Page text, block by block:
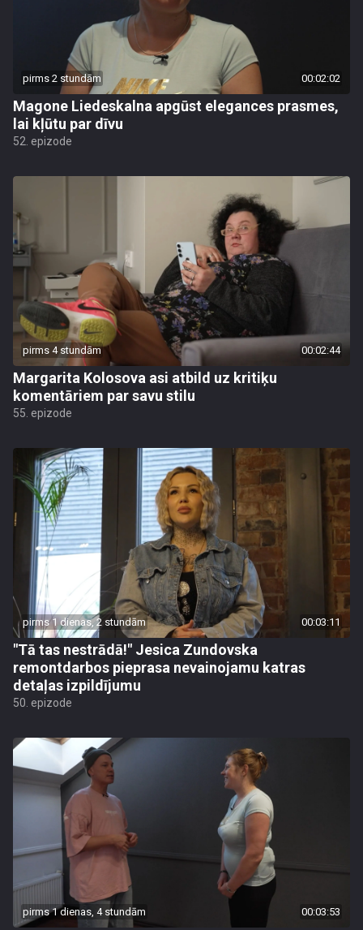
pirms 2 stundām 00:02:02
Magone Liedeskalna apgūst elegances prasmes,
lai kļūtu par dīvu
52. epizode
pirms 4 stundām 00:02:44
Margarita Kolosova asi atbild uz kritiķu
komentāriem par savu stilu
55. epizode
pirms 1 dienas, 2 stundām 00:03:11
"Tā tas nestrādā!" Jesica Zundovska
remontdarbos pieprasa nevainojamu katras
detaļas izpildījumu
50. epizode
pirms 1 dienas, 4 stundām 00:03:53